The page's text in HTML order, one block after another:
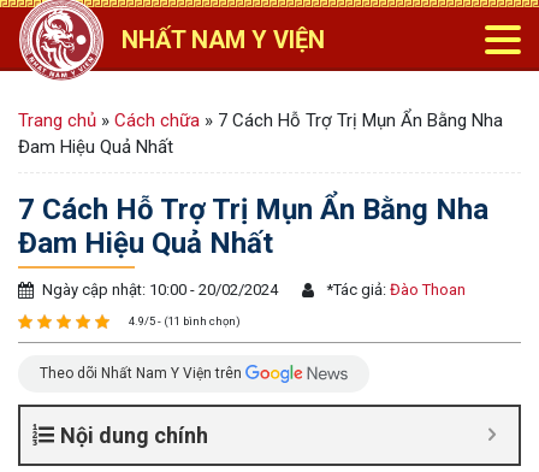
NHẤT NAM Y VIỆN
Trang chủ » Cách chữa » 7 Cách Hỗ Trợ Trị Mụn Ẩn Bằng Nha
Đam Hiệu Quả Nhất
7 Cách Hỗ Trợ Trị Mụn Ẩn Bằng Nha
Đam Hiệu Quả Nhất
Ngày cập nhật: 10:00 - 20/02/2024 *Tác giả: Đào Thoan
4.9/5 - (11 bình chọn)
Theo dõi Nhất Nam Y Viện trên
Nội dung chính